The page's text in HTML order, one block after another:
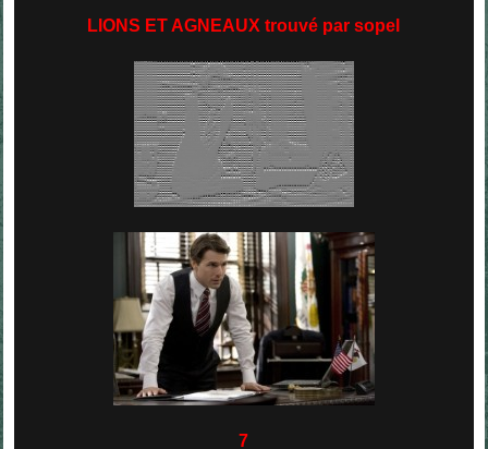
LIONS ET AGNEAUX trouvé par sopel
7